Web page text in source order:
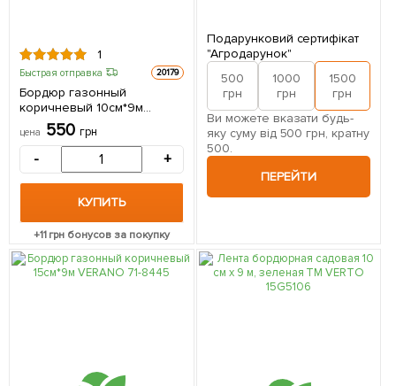
1
Быстрая отправка 20179
Бордюр газонный
коричневый 10см*9м
VERANO 71-843
цена 550 грн
- +
КУПИТЬ
+11грн бонусов за покупку
Подарунковий сертифікат
"Агродарунок"
500
грн
1000
грн
1500
грн
Ви можете вказати будь-
яку суму від 500 грн, кратну
500.
ПЕРЕЙТИ